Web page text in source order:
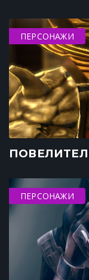
ПЕРСОНАЖИ
ПЕРСОНАЖИ